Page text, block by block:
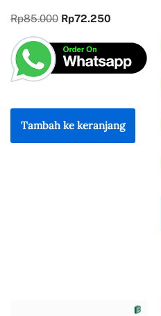
Rp85.000 Rp72.250
Tambah ke keranjang